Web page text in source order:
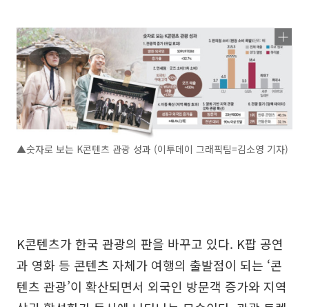
▲숫자로 보는 K콘텐츠 관광 성과 (이투데이 그래픽팀=김소영 기자)
K콘텐츠가 한국 관광의 판을 바꾸고 있다. K팝 공연
과 영화 등 콘텐츠 자체가 여행의 출발점이 되는 ‘콘
텐츠 관광’이 확산되면서 외국인 방문객 증가와 지역